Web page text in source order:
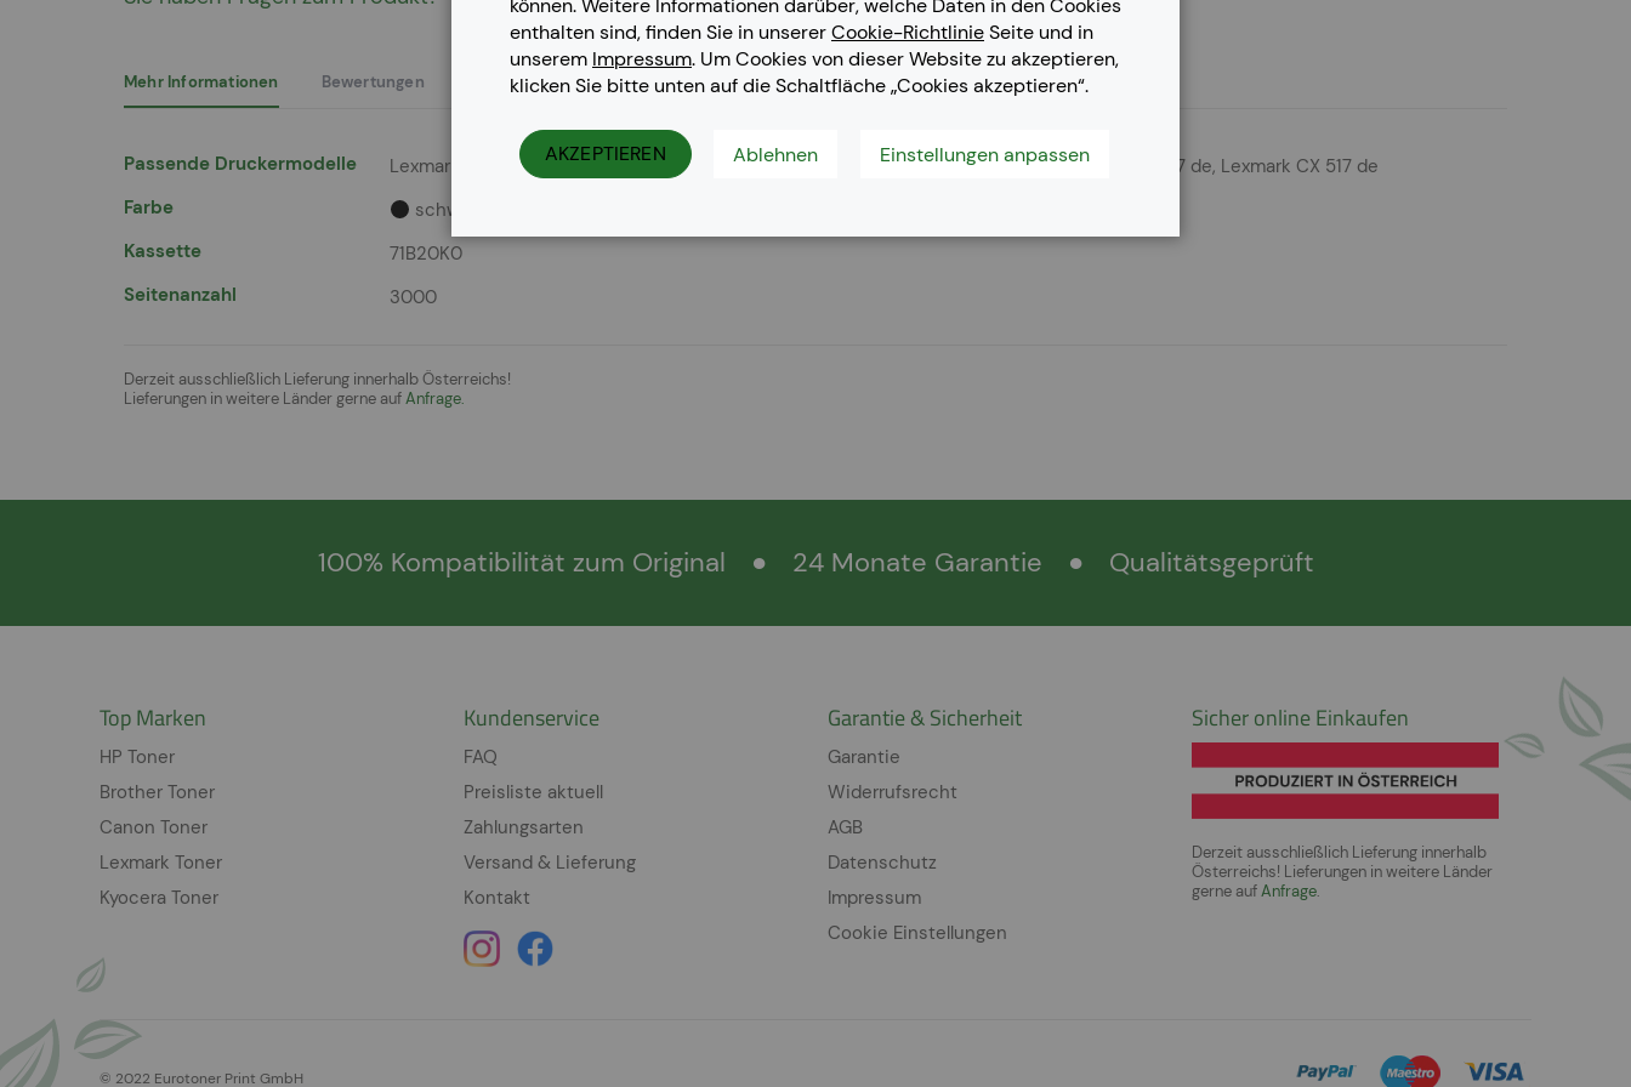
springen
Mehr Informationen
Mehr
Passende Druckermodelle
Lexmark CS 317 dn, Lexmark CS 417 dn, Lexmark CS 517 de, Lexmark CX 317 dn, Lexmark CX 417 de, Lexmark CX 517 de
Farbe
schwarz
Kassette
71B20K0
Seitenanzahl
3000
Derzeit ausschließlich Lieferung innerhalb Österreichs!
Lieferungen in weitere Länder gerne aufAnfrage.
Bewertungen
100% Kompatibilität zum Original ● 24 Monate Garantie ● Qualitätsgeprüft
Top Marken
HP Toner
Brother Toner
Canon Toner
Lexmark Toner
Kyocera Toner
Kundenservice
FAQ
Preisliste aktuell
Zahlungsarten
Versand & Lieferung
Kontakt
Garantie & Sicherheit
Garantie
Widerrufsrecht
AGB
Datenschutz
Impressum
Cookie Einstellungen
Sicher online Einkaufen
Derzeit ausschließlich Lieferung innerhalb
Österreichs! Lieferungen in weitere Länder
gerne aufAnfrage.
© 2022 Eurotoner Print GmbH
enthalten sind, finden Sie in unsererCookie-RichtlinieSeite und in
unserem Impressum. Um Cookies von dieser Website zu akzeptieren,
klicken Sie bitte unten auf die Schaltfläche „Cookies akzeptieren“.
AKZEPTIEREN Ablehnen Einstellungen anpassen